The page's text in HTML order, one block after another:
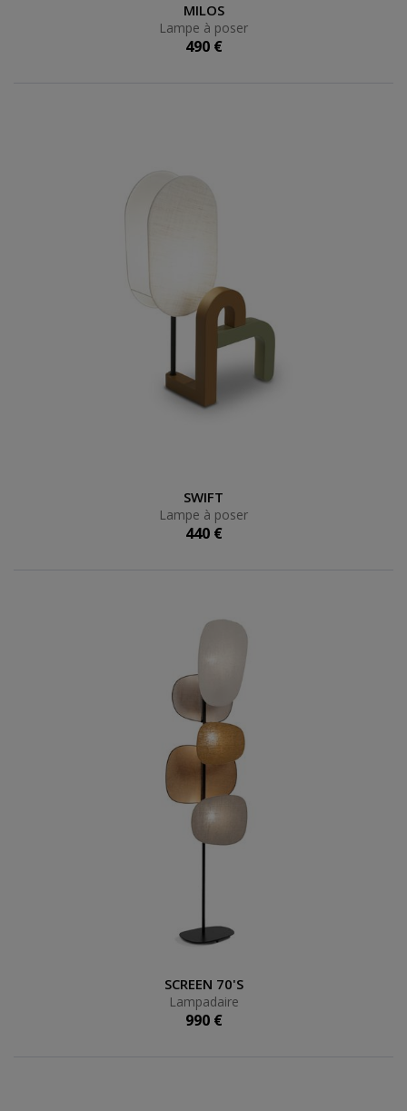
MILOS
Lampe à poser
490 €
SWIFT
Lampe à poser
440 €
SCREEN 70'S
Lampadaire
990 €